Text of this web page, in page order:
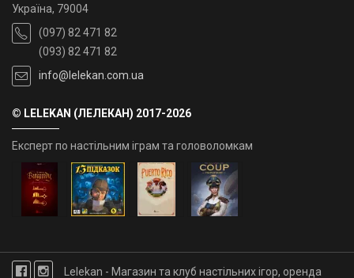
Україна, 79004
(097) 82 471 82
(093) 82 471 82
info@lelekan.com.ua
© LELEKAN (ЛЕЛЕКАН) 2017-2026
Експерт по настільним іграм та головоломкам
Lelekan - Магазин та клуб настільних ігор, оренда